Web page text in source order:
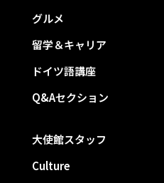
グルメ
留学＆キャリア
ドイツ語講座
Q&Aセクション
大使館スタッフ
Culture